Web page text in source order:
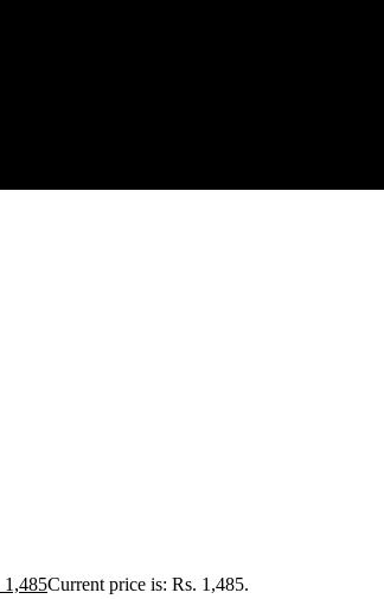
1,485Current price is: Rs. 1,485.